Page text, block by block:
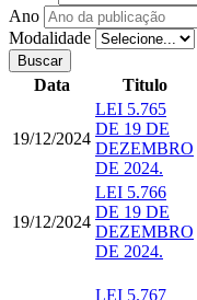
Ano
Modalidade
Buscar
Data Titulo
19/12/2024
LEI 5.765
DE 19 DE
DEZEMBRO
DE 2024.
19/12/2024
LEI 5.766
DE 19 DE
DEZEMBRO
DE 2024.
LEI 5.767